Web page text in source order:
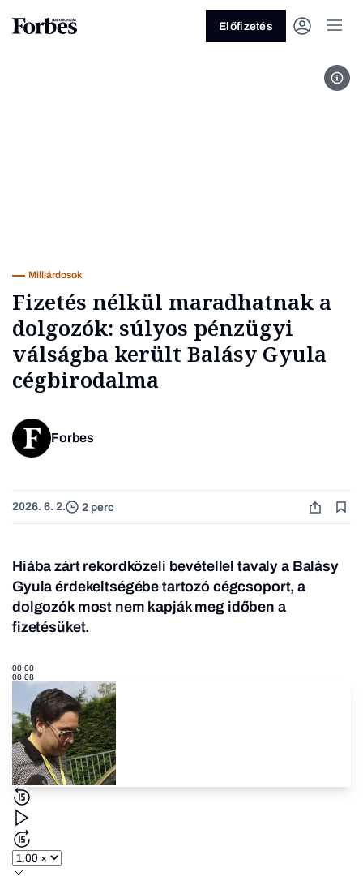
Üzlet
Előfizetés
Milliárdosok
Fizetés nélkül maradhatnak a
dolgozók: súlyos pénzügyi
válságba került Balásy Gyula
cégbirodalma
Forbes
2026. 6. 2. 2 perc
Hiába zárt rekordközeli bevétellel tavaly a Balásy
Gyula érdekeltségébe tartozó cégcsoport, a
dolgozók most nem kapják meg időben a
fizetésüket.
00:00
00:08